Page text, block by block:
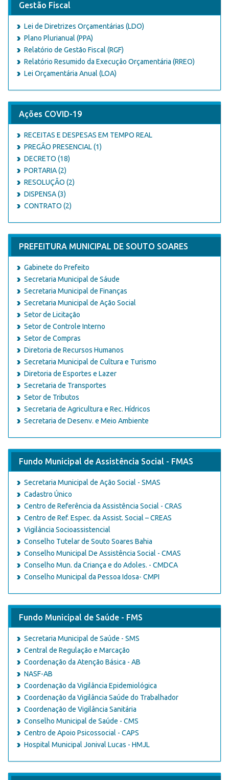
Gestão Fiscal
Lei de Diretrizes Orçamentárias (LDO)
Plano Plurianual (PPA)
Relatório de Gestão Fiscal (RGF)
Relatório Resumido da Execuçâo Orçamentária (RREO)
Lei Orçamentária Anual (LOA)
Ações COVID-19
RECEITAS E DESPESAS EM TEMPO REAL
PREGÃO PRESENCIAL (1)
DECRETO (18)
PORTARIA (2)
RESOLUÇÃO (2)
DISPENSA (3)
CONTRATO (2)
PREFEITURA MUNICIPAL DE SOUTO SOARES
Gabinete do Prefeito
Secretaria Municipal de Sáude
Secretaria Municipal de Finanças
Secretaria Municipal de Ação Social
Setor de Licitação
Setor de Controle Interno
Setor de Compras
Diretoria de Recursos Humanos
Secretaria Municipal de Cultura e Turismo
Diretoria de Esportes e Lazer
Secretaria de Transportes
Setor de Tributos
Secretaria de Agricultura e Rec. Hídricos
Secretaria de Desenv. e Meio Ambiente
Fundo Municipal de Assistência Social - FMAS
Secretaria Municipal de Ação Social - SMAS
Cadastro Único
Centro de Referência da Assistência Social - CRAS
Centro de Ref. Espec. da Assist. Social – CREAS
Vigilância Socioassistencial
Conselho Tutelar de Souto Soares Bahia
Conselho Municipal De Assistência Social - CMAS
Conselho Mun. da Criança e do Adoles. - CMDCA
Conselho Municipal da Pessoa Idosa- CMPI
Fundo Municipal de Saúde - FMS
Secretaria Municipal de Saúde - SMS
Central de Regulação e Marcação
Coordenação da Atenção Básica - AB
NASF-AB
Coordenação da Vigilância Epidemiológica
Coordenação da Vigilância Saúde do Trabalhador
Coordenação de Vigilância Sanitária
Conselho Municipal de Saúde - CMS
Centro de Apoio Psicossocial - CAPS
Hospital Municipal Jonival Lucas - HMJL